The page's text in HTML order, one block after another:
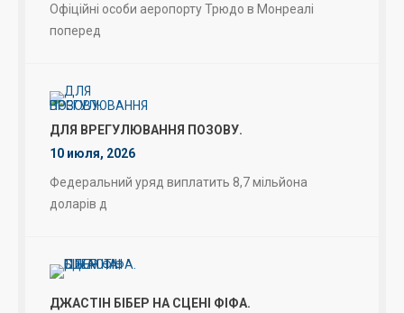
Офіційні особи аеропорту Трюдо в Монреалі
поперед
ДЛЯ ВРЕГУЛЮВАННЯ ПОЗОВУ.
10 июля, 2026
Федеральний уряд виплатить 8,7 мільйона
доларів д
ДЖАСТІН БІБЕР НА СЦЕНІ ФІФА.